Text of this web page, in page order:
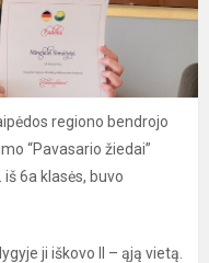
regiono bendrojo
“Pavasario žiedai”
6a klasės, buvo
ji iškovo II – ąją vietą.